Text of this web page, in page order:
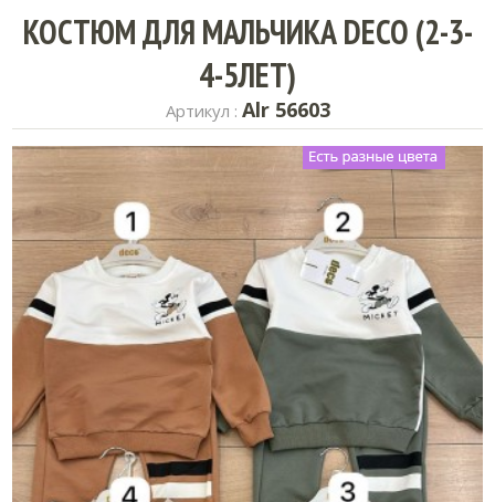
КОСТЮМ ДЛЯ МАЛЬЧИКА DECO (2-3-
4-5ЛЕТ)
Артикул : Alr 56603